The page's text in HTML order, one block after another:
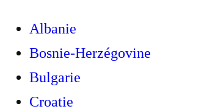
Albanie
Bosnie-Herzégovine
Bulgarie
Croatie